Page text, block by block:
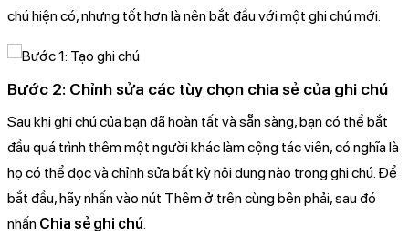
chú hiện có, nhưng tốt hơn là nên bắt đầu với một ghi chú mới.
Bước 2: Chỉnh sửa các tùy chọn chia sẻ của ghi chú
Sau khi ghi chú của bạn đã hoàn tất và sẵn sàng, bạn có thể bắt
đầu quá trình thêm một người khác làm cộng tác viên, có nghĩa là
họ có thể đọc và chỉnh sửa bất kỳ nội dung nào trong ghi chú. Để
bắt đầu, hãy nhấn vào nút Thêm ở trên cùng bên phải, sau đó
nhấn Chia sẻ ghi chú